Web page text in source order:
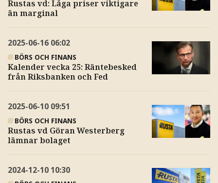
Rustas vd: Låga priser viktigare
än marginal
2025-06-16 06:02
BÖRS OCH FINANS
Kalender vecka 25: Räntebesked
från Riksbanken och Fed
2025-06-10 09:51
BÖRS OCH FINANS
Rustas vd Göran Westerberg
lämnar bolaget
2024-12-10 10:30